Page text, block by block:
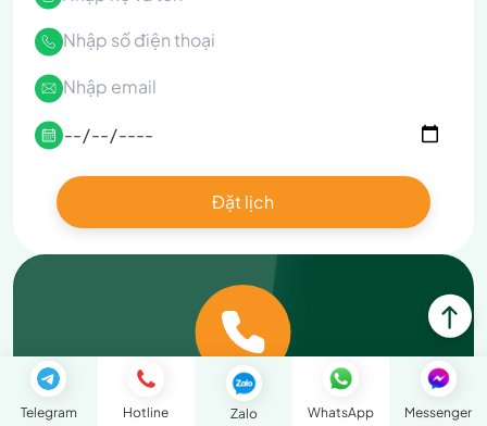
Liên lạc với chúng tôi Messenger
WhatsApp
Zalo
Hotline
Telegram